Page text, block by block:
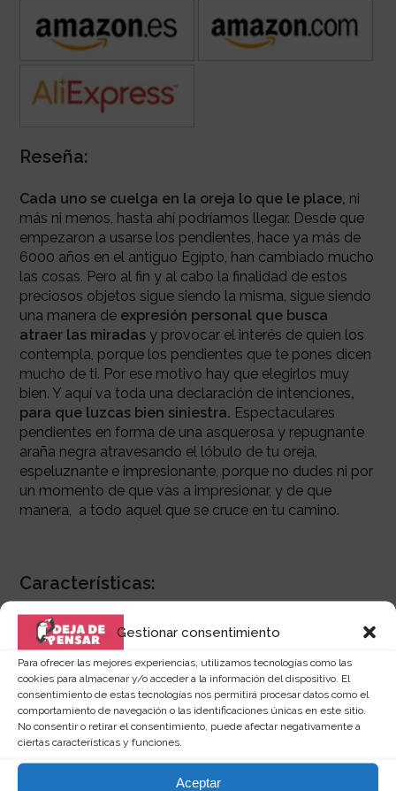
Gestionar consentimiento
Para ofrecer las mejores experiencias, utilizamos tecnologías como las
cookies para almacenar y/o acceder a la información del dispositivo. El
consentimiento de estas tecnologías nos permitirá procesar datos como el
comportamiento de navegación o las identificaciones únicas en este sitio.
No consentir o retirar el consentimiento, puede afectar negativamente a
ciertas características y funciones.
Aceptar
Reseña:
Cada uno se cuelga en la oreja lo que le place, ni
más ni menos, hasta ahí podríamos llegar. Desde que
empezaron a usarse los pendientes, hace ya más de
6000 años en el antiguo Egipto, han cambiado mucho
las cosas. Pero al fin y al cabo la finalidad de estos
preciosos objetos sigue siendo la misma, sigue siendo
una manera deexpresión personal que busca
atraer las miradasy provocar el interés de quien los
contempla, porque los pendientes que te pones dicen
mucho de ti. Por ese motivo hay que elegirlos muy
bien. Y aquí va toda una declaración de intenciones,
para que luzcas bien siniestra. Espectaculares
pendientes en forma de una asquerosa y repugnante
araña negra atravesando el lóbulo de tu oreja,
espeluznante e impresionante, porque no dudes ni por
un momento de que vas a impresionar, y de que
manera, a todo aquel que se cruce en tu camino.
Características:
-Material: Metal.
-Color:Negro.
Nuestra opinión: